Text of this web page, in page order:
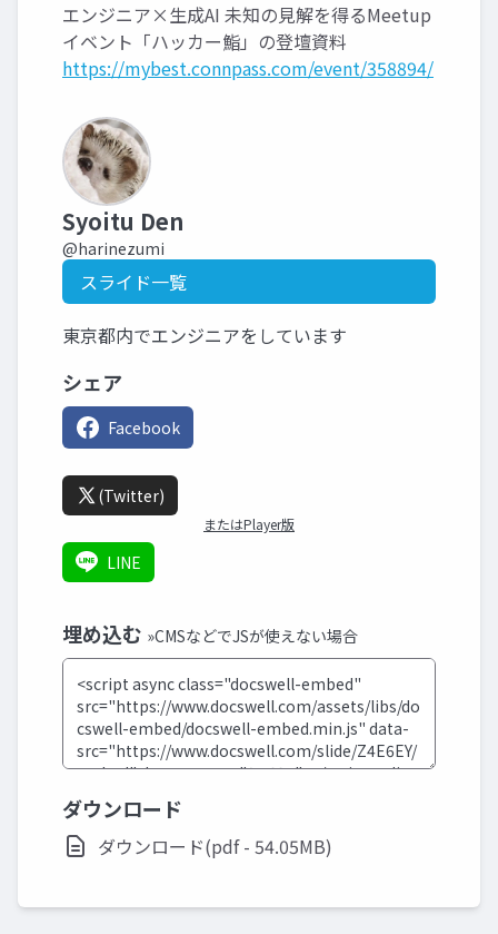
エンジニア×生成AI 未知の見解を得るMeetup
イベント「ハッカー鮨」の登壇資料
https://mybest.connpass.com/event/358894/
Syoitu Den
@harinezumi
スライド一覧
東京都内でエンジニアをしています
シェア
Facebook
(Twitter)
またはPlayer版
LINE
埋め込む »CMSなどでJSが使えない場合
ダウンロード
ダウンロード(pdf - 54.05MB)